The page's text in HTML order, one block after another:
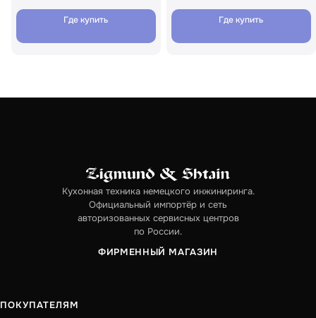
Где купить Где купить
Кухонная техника немецкого инжиниринга.
Официальный импортёр и сеть
авторизованных сервисных центров
по России.
ФИРМЕННЫЙ МАГАЗИН
ПОКУПАТЕЛЯМ